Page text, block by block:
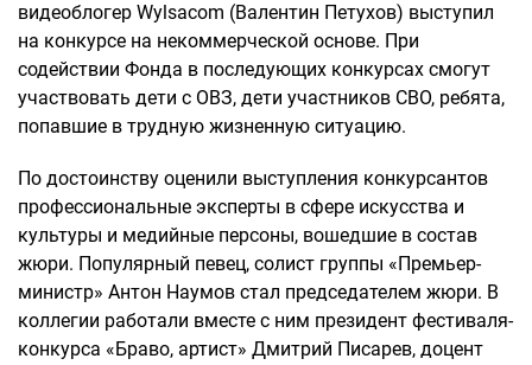
видеоблогер Wylsacom (Валентин Петухов) выступил
на конкурсе на некоммерческой основе. При
содействии Фонда в последующих конкурсах смогут
участвовать дети с ОВЗ, дети участников СВО, ребята,
попавшие в трудную жизненную ситуацию.
По достоинству оценили выступления конкурсантов
профессиональные эксперты в сфере искусства и
культуры и медийные персоны, вошедшие в состав
жюри. Популярный певец, солист группы «Премьер-
министр» Антон Наумов стал председателем жюри. В
коллегии работали вместе с ним президент фестиваля-
конкурса «Браво, артист» Дмитрий Писарев, доцент